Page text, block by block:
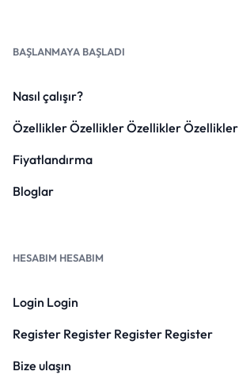
BAŞLANMAYA BAŞLADI
Nasıl çalışır?
Özellikler Özellikler Özellikler Özellikler
Fiyatlandırma
Bloglar
HESABIM HESABIM
Login Login
Register Register Register Register
Bize ulaşın